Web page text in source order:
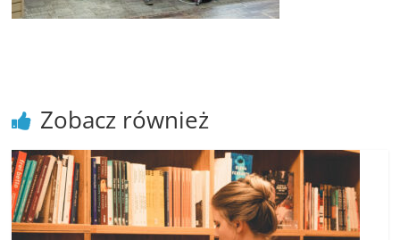
poradniki.
porady
wskazówki
–
poradniki
na
Zobacz również